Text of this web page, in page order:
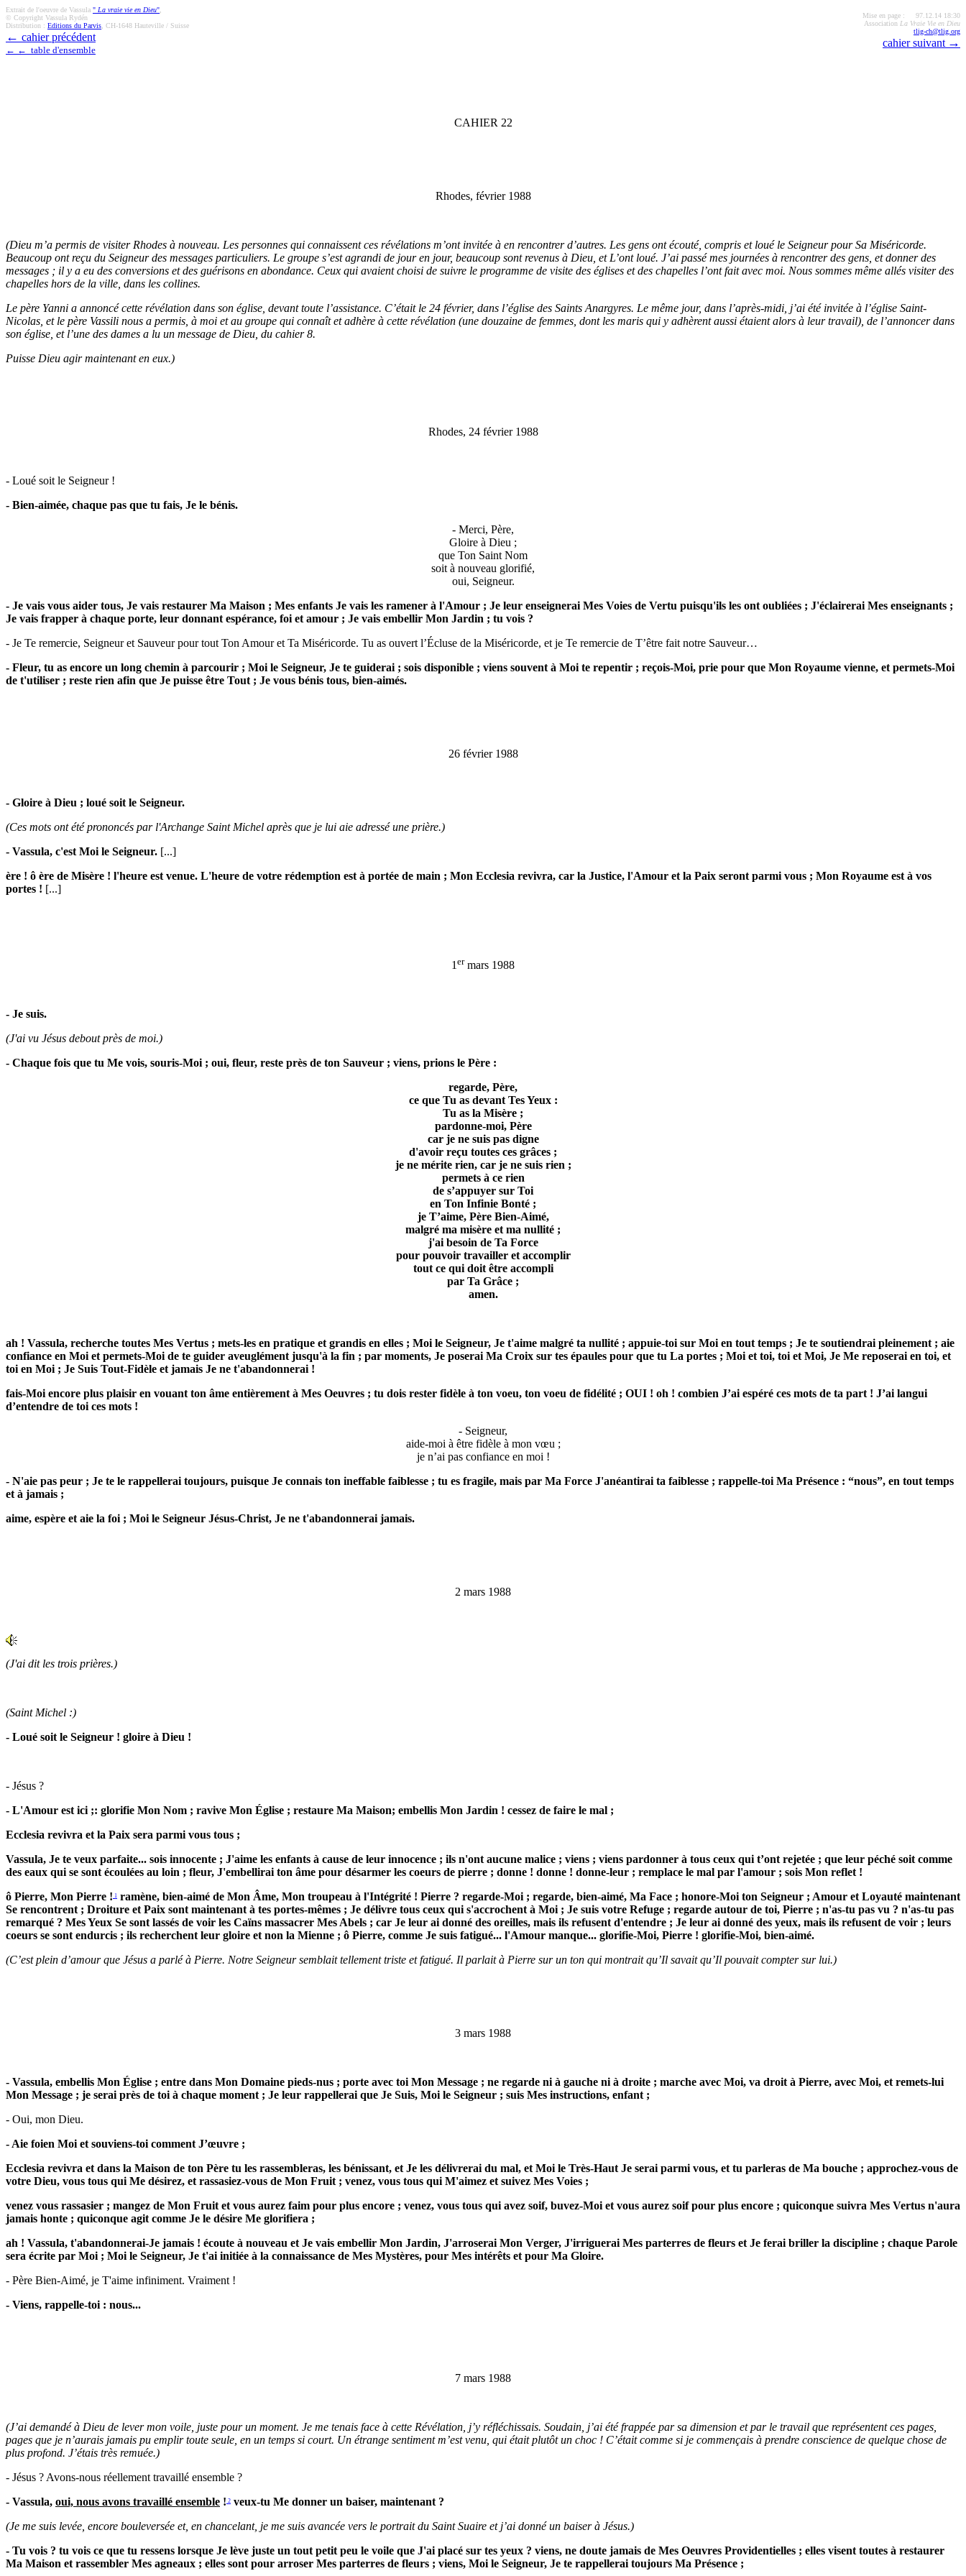
Extrait de l'oeuvre de Vassula " La vraie vie en Dieu"
© Copyright Vassula Rydén
Distribution : Editions du Parvis , CH-1648 Hauteville / Suisse
← cahier précédent
← ← table d'ensemble
Mise en page : 97.12.14 18:30
Association La Vraie Vie en Dieu
tlig-ch@tlig.org
cahier suivant →
CAHIER 22
Rhodes, février 1988
(Dieu m’a permis de visiter Rhodes à nouveau. Les personnes qui connaissent ces révélations m’ont invitée à en rencontrer d’autres. Les gens ont écouté, compris et loué le Seigneur pour Sa Miséricorde.
Beaucoup ont reçu du Seigneur des messages particuliers. Le groupe s’est agrandi de jour en jour, beaucoup sont revenus à Dieu, et L’ont loué. J’ai passé mes journées à rencontrer des gens, et donner des
messages ; il y a eu des conversions et des guérisons en abondance. Ceux qui avaient choisi de suivre le programme de visite des églises et des chapelles l’ont fait avec moi. Nous sommes même allés visiter des
chapelles hors de la ville, dans les collines.
Le père Yanni a annoncé cette révélation dans son église, devant toute l’assistance. C’était le 24 février, dans l’église des Saints Anargyres. Le même jour, dans l’après-midi, j’ai été invitée à l’église Saint-
Nicolas, et le père Vassili nous a permis, à moi et au groupe qui connaît et adhère à cette révélation (une douzaine de femmes, dont les maris qui y adhèrent aussi étaient alors à leur travail), de l’annoncer dans
son église, et l’une des dames a lu un message de Dieu, du cahier 8.
Puisse Dieu agir maintenant en eux.)
Rhodes, 24 février 1988
- Loué soit le Seigneur !
- Bien-aimée, chaque pas que tu fais, Je le bénis.
- Merci, Père,
Gloire à Dieu ;
que Ton Saint Nom
soit à nouveau glorifié,
oui, Seigneur.
- Je vais vous aider tous, Je vais restaurer Ma Maison ; Mes enfants Je vais les ramener à l'Amour ; Je leur enseignerai Mes Voies de Vertu puisqu'ils les ont oubliées ; J'éclairerai Mes enseignants ;
Je vais frapper à chaque porte, leur donnant espérance, foi et amour ; Je vais embellir Mon Jardin ; tu vois ?
- Je Te remercie, Seigneur et Sauveur pour tout Ton Amour et Ta Miséricorde. Tu as ouvert l’Écluse de la Miséricorde, et je Te remercie de T’être fait notre Sauveur…
- Fleur, tu as encore un long chemin à parcourir ; Moi le Seigneur, Je te guiderai ; sois disponible ; viens souvent à Moi te repentir ; reçois-Moi, prie pour que Mon Royaume vienne, et permets-Moi
de t'utiliser ; reste rien afin que Je puisse être Tout ; Je vous bénis tous, bien-aimés.
26 février 1988
- Gloire à Dieu ; loué soit le Seigneur.
(Ces mots ont été prononcés par l'Archange Saint Michel après que je lui aie adressé une prière.)
- Vassula, c'est Moi le Seigneur. [...]
ère ! ô ère de Misère ! l'heure est venue. L'heure de votre rédemption est à portée de main ; Mon Ecclesia revivra, car la Justice, l'Amour et la Paix seront parmi vous ; Mon Royaume est à vos
portes ! [...]
1 ermars 1988
- Je suis.
(J'ai vu Jésus debout près de moi.)
- Chaque fois que tu Me vois, souris-Moi ; oui, fleur, reste près de ton Sauveur ; viens, prions le Père :
regarde, Père,
ce que Tu as devant Tes Yeux :
Tu as la Misère ;
pardonne-moi, Père
car je ne suis pas digne
d'avoir reçu toutes ces grâces ;
je ne mérite rien, car je ne suis rien ;
permets à ce rien
de s’appuyer sur Toi
en Ton Infinie Bonté ;
je T’aime, Père Bien-Aimé,
malgré ma misère et ma nullité ;
j'ai besoin de Ta Force
pour pouvoir travailler et accomplir
tout ce qui doit être accompli
par Ta Grâce ;
amen.
ah ! Vassula, recherche toutes Mes Vertus ; mets-les en pratique et grandis en elles ; Moi le Seigneur, Je t'aime malgré ta nullité ; appuie-toi sur Moi en tout temps ; Je te soutiendrai pleinement ; aie
confiance en Moi et permets-Moi de te guider aveuglément jusqu'à la fin ; par moments, Je poserai Ma Croix sur tes épaules pour que tu La portes ; Moi et toi, toi et Moi, Je Me reposerai en toi, et
toi en Moi ; Je Suis Tout-Fidèle et jamais Je ne t'abandonnerai !
fais-Moi encore plus plaisir en vouant ton âme entièrement à Mes Oeuvres ; tu dois rester fidèle à ton voeu, ton voeu de fidélité ; OUI ! oh ! combien J’ai espéré ces mots de ta part ! J’ai langui
d’entendre de toi ces mots !
- Seigneur,
aide-moi à être fidèle à mon vœu ;
je n’ai pas confiance en moi !
- N'aie pas peur ; Je te le rappellerai toujours, puisque Je connais ton ineffable faiblesse ; tu es fragile, mais par Ma Force J'anéantirai ta faiblesse ; rappelle-toi Ma Présence : “nous”, en tout temps
et à jamais ;
aime, espère et aie la foi ; Moi le Seigneur Jésus-Christ, Je ne t'abandonnerai jamais.
2 mars 1988
(J'ai dit les trois prières.)
(Saint Michel :)
- Loué soit le Seigneur ! gloire à Dieu !
- Jésus ?
- L'Amour est ici ;: glorifie Mon Nom ; ravive Mon Église ; restaure Ma Maison; embellis Mon Jardin ! cessez de faire le mal ;
Ecclesia revivra et la Paix sera parmi vous tous ;
Vassula, Je te veux parfaite... sois innocente ; J'aime les enfants à cause de leur innocence ; ils n'ont aucune malice ; viens ; viens pardonner à tous ceux qui t’ont rejetée ; que leur péché soit comme
des eaux qui se sont écoulées au loin ; fleur, J'embellirai ton âme pour désarmer les coeurs de pierre ; donne ! donne ! donne-leur ; remplace le mal par l'amour ; sois Mon reflet !
ô Pierre, Mon Pierre ! 1 ramène, bien-aimé de Mon Âme, Mon troupeau à l'Intégrité ! Pierre ? regarde-Moi ; regarde, bien-aimé, Ma Face ; honore-Moi ton Seigneur ; Amour et Loyauté maintenant
Se rencontrent ; Droiture et Paix sont maintenant à tes portes-mêmes ; Je délivre tous ceux qui s'accrochent à Moi ; Je suis votre Refuge ; regarde autour de toi, Pierre ; n'as-tu pas vu ? n'as-tu pas
remarqué ? Mes Yeux Se sont lassés de voir les Caïns massacrer Mes Abels ; car Je leur ai donné des oreilles, mais ils refusent d'entendre ; Je leur ai donné des yeux, mais ils refusent de voir ; leurs
coeurs se sont endurcis ; ils recherchent leur gloire et non la Mienne ; ô Pierre, comme Je suis fatigué... l'Amour manque... glorifie-Moi, Pierre ! glorifie-Moi, bien-aimé.
(C’est plein d’amour que Jésus a parlé à Pierre. Notre Seigneur semblait tellement triste et fatigué. Il parlait à Pierre sur un ton qui montrait qu’Il savait qu’Il pouvait compter sur lui.)
3 mars 1988
- Vassula, embellis Mon Église ; entre dans Mon Domaine pieds-nus ; porte avec toi Mon Message ; ne regarde ni à gauche ni à droite ; marche avec Moi, va droit à Pierre, avec Moi, et remets-lui
Mon Message ; je serai près de toi à chaque moment ; Je leur rappellerai que Je Suis, Moi le Seigneur ; suis Mes instructions, enfant ;
- Oui, mon Dieu.
- Aie foien Moi et souviens-toi comment J’œuvre ;
Ecclesia revivra et dans la Maison de ton Père tu les rassembleras, les bénissant, et Je les délivrerai du mal, et Moi le Très-Haut Je serai parmi vous, et tu parleras de Ma bouche ; approchez-vous de
votre Dieu, vous tous qui Me désirez, et rassasiez-vous de Mon Fruit ; venez, vous tous qui M'aimez et suivez Mes Voies ;
venez vous rassasier ; mangez de Mon Fruit et vous aurez faim pour plus encore ; venez, vous tous qui avez soif, buvez-Moi et vous aurez soif pour plus encore ; quiconque suivra Mes Vertus n'aura
jamais honte ; quiconque agit comme Je le désire Me glorifiera ;
ah ! Vassula, t'abandonnerai-Je jamais ! écoute à nouveau et Je vais embellir Mon Jardin, J'arroserai Mon Verger, J'irriguerai Mes parterres de fleurs et Je ferai briller la discipline ; chaque Parole
sera écrite par Moi ; Moi le Seigneur, Je t'ai initiée à la connaissance de Mes Mystères, pour Mes intérêts et pour Ma Gloire.
- Père Bien-Aimé, je T'aime infiniment. Vraiment !
- Viens, rappelle-toi : nous...
7 mars 1988
(J’ai demandé à Dieu de lever mon voile, juste pour un moment. Je me tenais face à cette Révélation, j’y réfléchissais. Soudain, j’ai été frappée par sa dimension et par le travail que représentent ces pages,
pages que je n’aurais jamais pu emplir toute seule, en un temps si court. Un étrange sentiment m’est venu, qui était plutôt un choc ! C’était comme si je commençais à prendre conscience de quelque chose de
plus profond. J’étais très remuée.)
- Jésus ? Avons-nous réellement travaillé ensemble ?
- Vassula, oui, nous avons travaillé ensemble ! 2 veux-tu Me donner un baiser, maintenant ?
(Je me suis levée, encore bouleversée et, en chancelant, je me suis avancée vers le portrait du Saint Suaire et j’ai donné un baiser à Jésus.)
- Tu vois ? tu vois ce que tu ressens lorsque Je lève juste un tout petit peu le voile que J'ai placé sur tes yeux ? viens, ne doute jamais de Mes Oeuvres Providentielles ; elles visent toutes à restaurer
Ma Maison et rassembler Mes agneaux ; elles sont pour arroser Mes parterres de fleurs ; viens, Moi le Seigneur, Je te rappellerai toujours Ma Présence ;